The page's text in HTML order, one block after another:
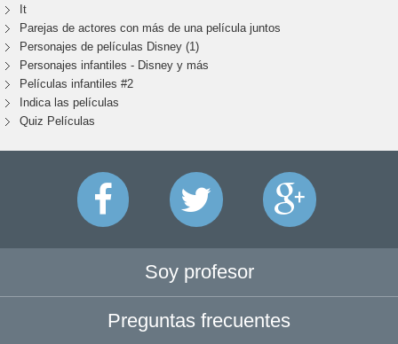
It
Parejas de actores con más de una película juntos
Personajes de películas Disney (1)
Personajes infantiles - Disney y más
Películas infantiles #2
Indica las películas
Quiz Películas
Soy profesor
Preguntas frecuentes